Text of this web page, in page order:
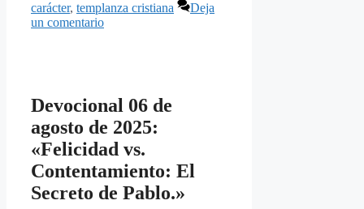
carácter, templanza cristiana
Deja
un comentario
Devocional 06 de
agosto de 2025:
«Felicidad vs.
Contentamiento: El
Secreto de Pablo.»